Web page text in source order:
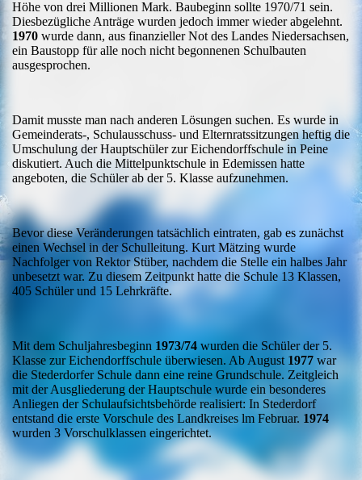
Höhe von drei Millionen Mark. Baubeginn sollte 1970/71 sein.
Diesbezügliche Anträge wurden jedoch immer wieder abgelehnt.
1970 wurde dann, aus finanzieller Not des Landes Niedersachsen,
ein Baustopp für alle noch nicht begonnenen Schulbauten
ausgesprochen.
Damit musste man nach anderen Lösungen suchen. Es wurde in
Gemeinderats-, Schulausschuss- und Elternratssitzungen heftig die
Umschulung der Hauptschüler zur Eichendorffschule in Peine
diskutiert. Auch die Mittelpunktschule in Edemissen hatte
angeboten, die Schüler ab der 5. Klasse aufzunehmen.
Bevor diese Veränderungen tatsächlich eintraten, gab es zunächst
einen Wechsel in der Schulleitung. Kurt Mätzing wurde
Nachfolger von Rektor Stüber, nachdem die Stelle ein halbes Jahr
unbesetzt war. Zu diesem Zeitpunkt hatte die Schule 13 Klassen,
405 Schüler und 15 Lehrkräfte.
Mit dem Schuljahresbeginn 1973/74 wurden die Schüler der 5.
Klasse zur Eichendorffschule überwiesen. Ab August 1977 war
die Stederdorfer Schule dann eine reine Grundschule. Zeitgleich
mit der Ausgliederung der Hauptschule wurde ein besonderes
Anliegen der Schulaufsichtsbehörde realisiert: In Stederdorf
entstand die erste Vorschule des Landkreises lm Februar. 1974
wurden 3 Vorschulklassen eingerichtet.